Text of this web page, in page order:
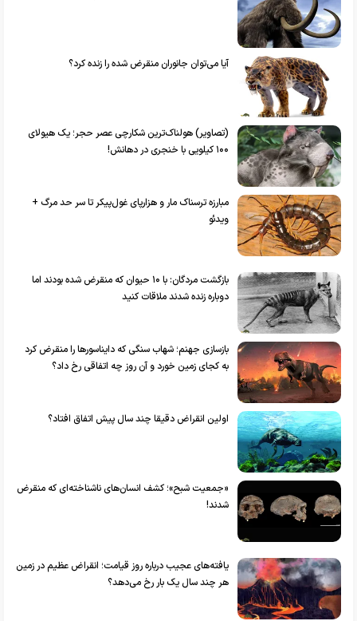
آیا می‌توان جانوران منقرض شده را زنده کرد؟
(تصاویر) هولناک‌ترین شکارچی عصر حجر؛ یک هیولای
۱۰۰ کیلویی با خنجری در دهانش!
مبارزه ترسناک مار و هزارپای غول‌پیکر تا سر حد مرگ +
ویدئو
بازگشت مردگان: با ۱۰ حیوان که منقرض شده بودند اما
دوباره زنده شدند ملاقات کنید
بازسازی جهنم؛ شهاب سنگی که دایناسورها را منقرض کرد
به کجای زمین خورد و آن روز چه اتفاقی رخ داد؟
اولین انقراض دقیقا چند سال پیش اتفاق افتاد؟
«جمعیت شبح»؛ کشف انسان‌های ناشناخته‌ای که منقرض
شدند!
یافته‌های عجیب درباره روز قیامت؛ انقراض عظیم در زمین
هر چند سال یک بار رخ می‌دهد؟